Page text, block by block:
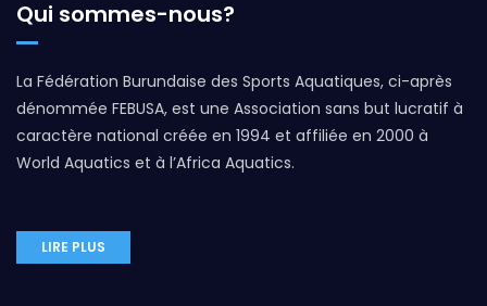
Qui sommes-nous?
La Fédération Burundaise des Sports Aquatiques, ci-après
dénommée FEBUSA, est une Association sans but lucratif à
caractère national créée en 1994 et affiliée en 2000 à
World Aquatics et à l’Africa Aquatics.
LIRE PLUS